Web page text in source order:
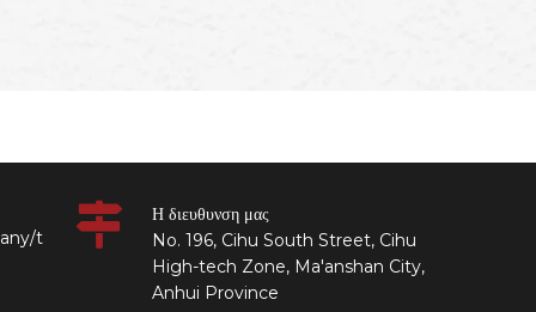
t
Η διευθυνση μας
No. 196, Cihu South Street, Cihu
High-tech Zone, Ma'anshan City,
Anhui Province